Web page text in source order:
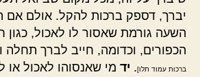
יברך, דספק ברכות להקל. אולם אם
השעה גורמת שאסור לו לאכול, כגון
הכפורים, וכדומה, חייב לברך תחלה
ברכות עמוד תלו]. יד מי שאנסוהו לאכול